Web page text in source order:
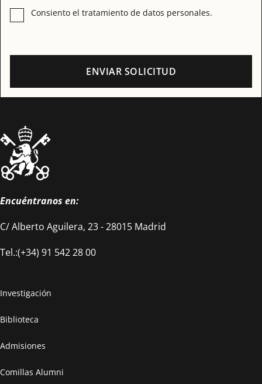
Consiento el tratamiento de datos personales.
ENVIAR SOLICITUD
Encuéntranos en:
C/ Alberto Aguilera, 23 - 28015 Madrid
Tel.:(+34) 91 542 28 00
Investigación
Biblioteca
Admisiones
Comillas Alumni